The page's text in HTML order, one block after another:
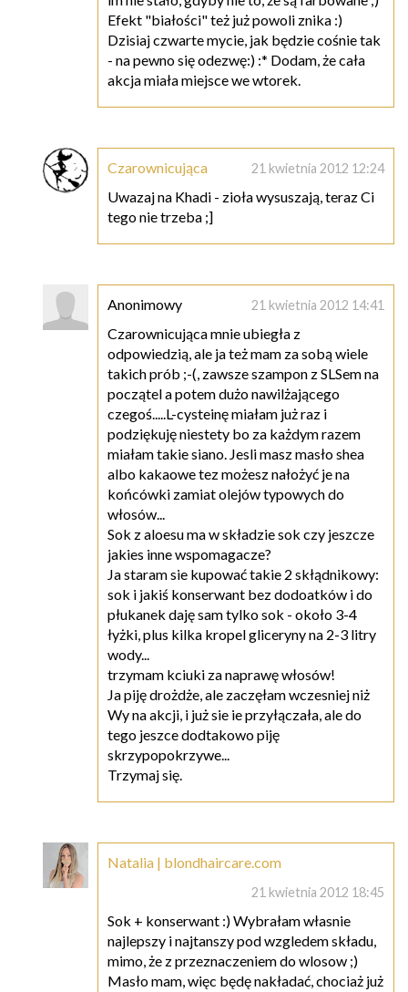
Efekt "białości" też już powoli znika :)
Dzisiaj czwarte mycie, jak będzie cośnie tak
- na pewno się odezwę:) :* Dodam, że cała
akcja miała miejsce we wtorek.
Czarownicująca 21 kwietnia 2012 12:24
Uwazaj na Khadi - zioła wysuszają, teraz Ci
tego nie trzeba ;]
Anonimowy 21 kwietnia 2012 14:41
Czarownicująca mnie ubiegła z
odpowiedzią, ale ja też mam za sobą wiele
takich prób ;-(, zawsze szampon z SLSem na
początel a potem dużo nawilżającego
czegoś.....L-cysteinę miałam już raz i
podziękuję niestety bo za każdym razem
miałam takie siano. Jesli masz masło shea
albo kakaowe tez możesz nałożyć je na
końcówki zamiat olejów typowych do
włosów...
Sok z aloesu ma w składzie sok czy jeszcze
jakies inne wspomagacze?
Ja staram sie kupować takie 2 skłądnikowy:
sok i jakiś konserwant bez dodoatków i do
płukanek daję sam tylko sok - około 3-4
łyżki, plus kilka kropel gliceryny na 2-3 litry
wody...
trzymam kciuki za naprawę włosów!
Ja piję drożdże, ale zaczęłam wczesniej niż
Wy na akcji, i już sie ie przyłączała, ale do
tego jeszce dodtakowo piję
skrzypopokrzywe...
Trzymaj się.
Natalia | blondhaircare.com
21 kwietnia 2012 18:45
Sok + konserwant :) Wybrałam własnie
najlepszy i najtanszy pod wzgledem składu,
mimo, że z przeznaczeniem do wlosow ;)
Masło mam, więc będę nakładać, chociaż już